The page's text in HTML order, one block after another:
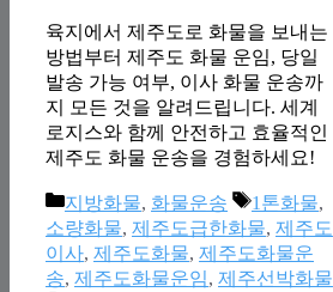
육지에서 제주도로 화물을 보내는
방법부터 제주도 화물 운임, 당일
발송 가능 여부, 이사 화물 운송까
지 모든 것을 알려드립니다. 세계
로지스와 함께 안전하고 효율적인
제주도 화물 운송을 경험하세요!
Categories
지방화물, 화물운송 Tags
1톤화물,
소량화물, 제주도급한화물, 제주도
이사, 제주도화물, 제주도화물운
송, 제주도화물운임, 제주선박화물